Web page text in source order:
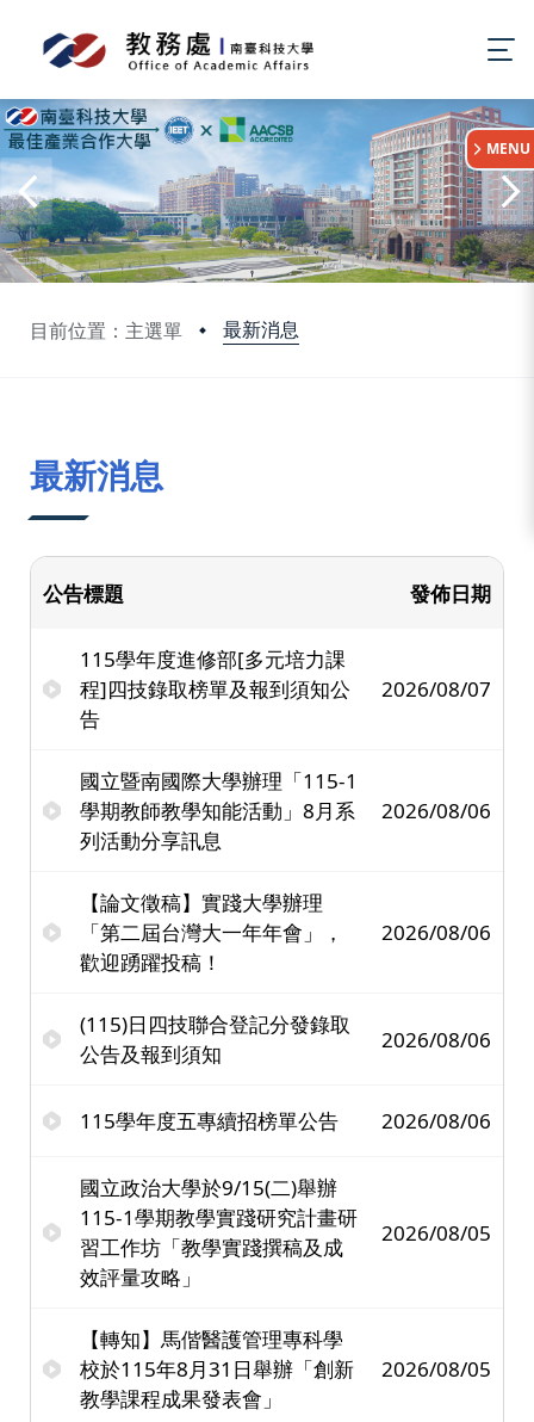
目前位置：主選單 最新消息
:::
MENU
最新消息
公告標題 發佈日期
115學年度進修部[多元培力課
程]四技錄取榜單及報到須知公
告
2026/08/07
國立暨南國際大學辦理「115-1
學期教師教學知能活動」8月系
列活動分享訊息
2026/08/06
【論文徵稿】實踐大學辦理
「第二屆台灣大一年年會」，
歡迎踴躍投稿！
2026/08/06
(115)日四技聯合登記分發錄取
公告及報到須知
2026/08/06
115學年度五專續招榜單公告 2026/08/06
國立政治大學於9/15(二)舉辦
115-1學期教學實踐研究計畫研
習工作坊「教學實踐撰稿及成
效評量攻略」
2026/08/05
【轉知】馬偕醫護管理專科學
校於115年8月31日舉辦「創新
教學課程成果發表會」
2026/08/05